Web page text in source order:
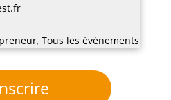
, Tous les événements